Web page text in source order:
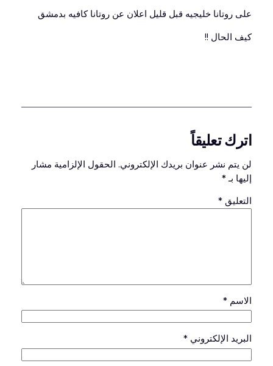
على روتانا خليجيه قبل قليل اعلان عن روتانا كافيه بدمشق
كيف الحال !!
اترك تعليقاً
لن يتم نشر عنوان بريدك الإلكتروني. الحقول الإلزامية مشار
إليها بـ*
التعليق *
الاسم *
البريد الإلكتروني *